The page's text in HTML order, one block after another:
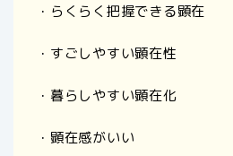
・らくらく把握できる顕在
・すごしやすい顕在性
・暮らしやすい顕在化
・顕在感がいい